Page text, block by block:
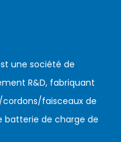
une société de
R&D, fabriquant
faisceaux de
batterie de charge de